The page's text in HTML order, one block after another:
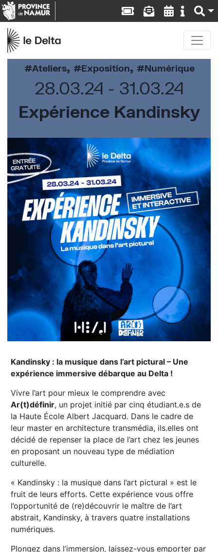
Ateliers, Exposition, Numérique
28.03.24
31.03.24
Expérience Kandinsky
Kandinsky : la musique dans l’art pictural – Une
expérience immersive débarque au Delta !
Vivre l’art pour mieux le comprendre avec
Ar(t)définir, un projet initié par cinq étudiant.e.s de
la Haute École Albert Jacquard. Dans le cadre de
leur master en architecture transmédia, ils.elles ont
décidé de repenser la place de l’art chez les jeunes
en proposant un nouveau type de médiation
culturelle.
« Kandinsky : la musique dans l’art pictural » est le
fruit de leurs efforts. Cette expérience vous offre
l’opportunité de (re)découvrir le maître de l’art
abstrait, Kandinsky, à travers quatre installations
numériques.
Plongez dans l’immersion, laissez-vous emporter par